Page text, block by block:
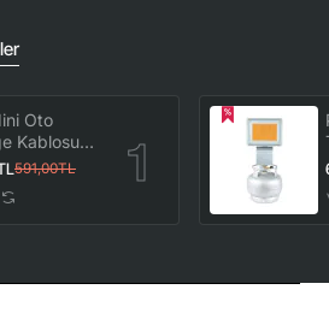
Oto
Kablosuz
Çekiş
591,00TL